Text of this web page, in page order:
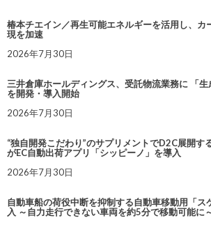
椿本チエイン／再生可能エネルギーを活用し、カ
現を加速
2026年7月30日
三井倉庫ホールディングス、受託物流業務に 「生
を開発・導入開始
2026年7月30日
“独自開発こだわり”のサプリメントでD2C展開す
がEC自動出荷アプリ「シッピーノ」を導入
2026年7月30日
自動車船の荷役中断を抑制する自動車移動用「ス
入 ～自力走行できない車両を約5分で移動可能に